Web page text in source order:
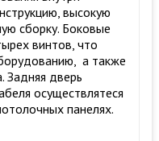
высокую
сборку. ​Боковые
винтов, что
а также
Задняя дверь
осуществлятеся
панелях.